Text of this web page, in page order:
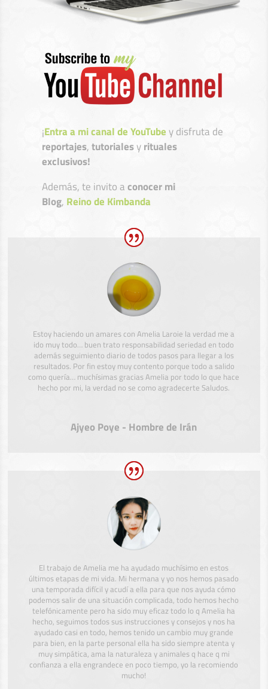
¡Entra a mi canal de YouTubey disfruta de
reportajes,tutorialesyrituales
exclusivos!
Además, te invito aconocer mi
Blog, Reino de Kimbanda
Estoy haciendo un amares con Amelia Laroie la verdad me a
ido muy todo… buen trato responsabilidad seriedad en todo
además seguimiento diario de todos pasos para llegar a los
resultados. Por fin estoy muy contento porque todo a salido
como quería… muchísimas gracias Amelia por todo lo que hace
hecho por mi, la verdad no se como agradecerte Saludos.
Ajyeo Poye - Hombre de Irán
El trabajo de Amelia me ha ayudado muchísimo en estos
últimos etapas de mi vida. Mi hermana y yo nos hemos pasado
una temporada difícil y acudí a ella para que nos ayuda cómo
podemos salir de una situación complicada, todo hemos hecho
telefónicamente pero ha sido muy eficaz todo lo q Amelia ha
hecho, seguimos todos sus instrucciones y consejos y nos ha
ayudado casi en todo, hemos tenido un cambio muy grande
para bien, en la parte personal ella ha sido siempre atenta y
muy simpática, ama la naturaleza y animales q hace q mi
confianza a ella engrandece en poco tiempo, yo la recomiendo
mucho!